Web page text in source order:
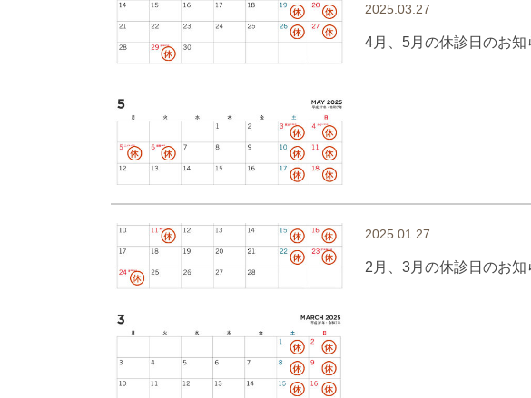
2025.03.27
4月、5月の休診日のお知
2025.01.27
2月、3月の休診日のお知